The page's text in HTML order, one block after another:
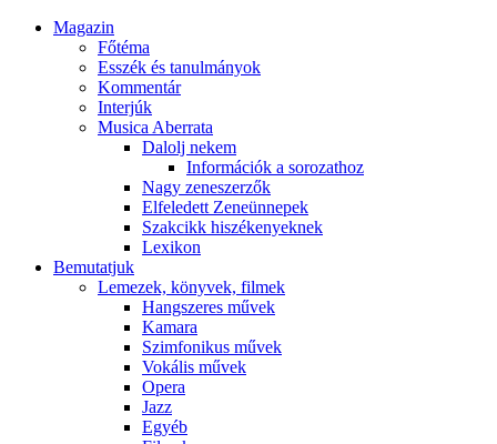
Magazin
Főtéma
Esszék és tanulmányok
Kommentár
Interjúk
Musica Aberrata
Dalolj nekem
Információk a sorozathoz
Nagy zeneszerzők
Elfeledett Zeneünnepek
Szakcikk hiszékenyeknek
Lexikon
Bemutatjuk
Lemezek, könyvek, filmek
Hangszeres művek
Kamara
Szimfonikus művek
Vokális művek
Opera
Jazz
Egyéb